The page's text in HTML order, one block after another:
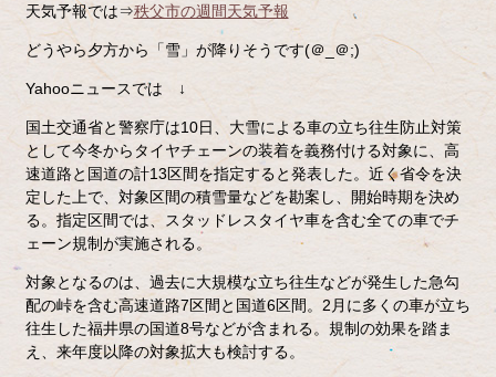
天気予報では⇒秩父市の週間天気予報
どうやら夕方から「雪」が降りそうです(＠_＠;)
Yahooニュースでは ↓
国土交通省と警察庁は10日、大雪による車の立ち往生防止対策
として今冬からタイヤチェーンの装着を義務付ける対象に、高
速道路と国道の計13区間を指定すると発表した。近く省令を決
定した上で、対象区間の積雪量などを勘案し、開始時期を決め
る。指定区間では、スタッドレスタイヤ車を含む全ての車でチ
ェーン規制が実施される。
対象となるのは、過去に大規模な立ち往生などが発生した急勾
配の峠を含む高速道路7区間と国道6区間。2月に多くの車が立ち
往生した福井県の国道8号などが含まれる。規制の効果を踏ま
え、来年度以降の対象拡大も検討する。